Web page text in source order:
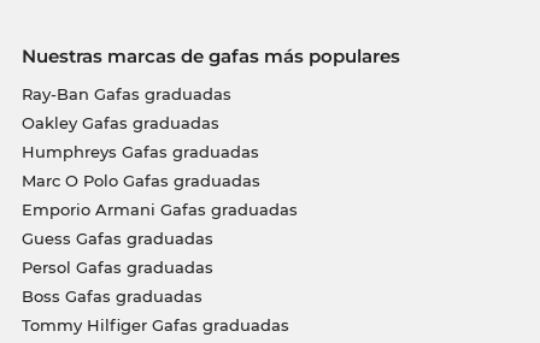
Nuestras marcas de gafas más populares
Ray-Ban Gafas graduadas
Oakley Gafas graduadas
Humphreys Gafas graduadas
Marc O Polo Gafas graduadas
Emporio Armani Gafas graduadas
Guess Gafas graduadas
Persol Gafas graduadas
Boss Gafas graduadas
Tommy Hilfiger Gafas graduadas